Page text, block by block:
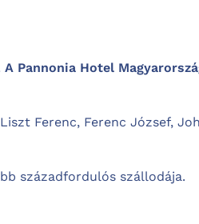
A Pannonia Hotel
Ferenc, Ferenc József,
századfordulós szállodája.